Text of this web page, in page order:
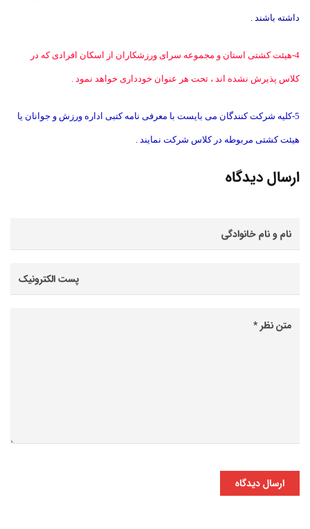
داشته باشند .
4-هیئت کشتی استان و مجموعه سرای ورزشکاران از اسکان افرادی که در
کلاس پذیرش نشده اند ، تحت هر عنوان خودداری خواهد نمود .
5-کلیه شرکت کنندگان می بایست با معرفی نامه کتبی اداره ورزش و جوانان یا
هیئت کشتی مربوطه در کلاس شرکت نمایند .
ارسال دیدگاه
ارسال دیدگاه